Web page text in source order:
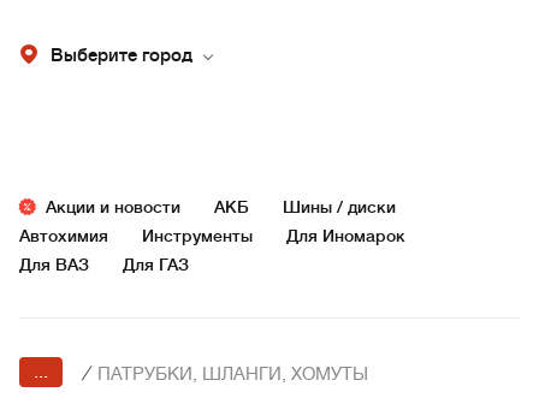
Выберите город
Акции и новости АКБ
Шины / диски
Автохимия
Инструменты
Для Иномарок
Для ВАЗ
Для ГАЗ
... / ПАТРУБКИ, ШЛАНГИ, ХОМУТЫ